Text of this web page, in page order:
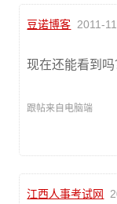
豆诺博客 2011-
现在还能看到吗
跟帖来自电脑端
江西人事考试网